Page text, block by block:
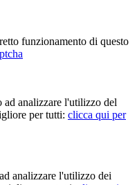
funzionamento di questo
analizzare l'utilizzo del
per tutti: clicca qui per
analizzare l'utilizzo dei